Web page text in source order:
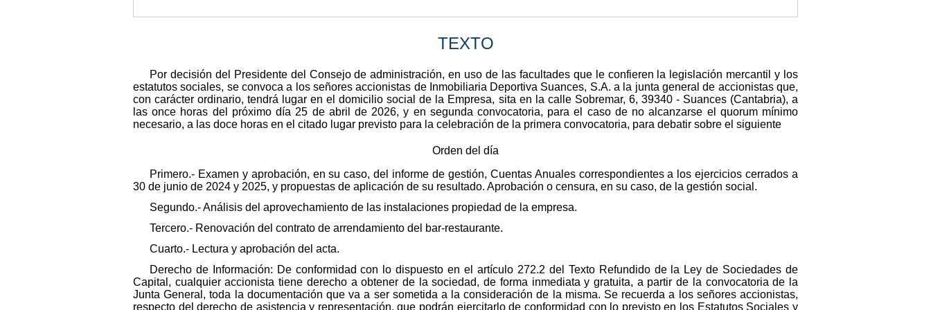
TEXTO
Por decisión del Presidente del Consejo de administración, en uso de las facultades que le confieren la legislación mercantil y los
estatutos sociales, se convoca a los señores accionistas de Inmobiliaria Deportiva Suances, S.A. a la junta general de accionistas que,
con carácter ordinario, tendrá lugar en el domicilio social de la Empresa, sita en la calle Sobremar, 6, 39340 - Suances (Cantabria), a
las once horas del próximo día 25 de abril de 2026, y en segunda convocatoria, para el caso de no alcanzarse el quorum mínimo
necesario, a las doce horas en el citado lugar previsto para la celebración de la primera convocatoria, para debatir sobre el siguiente
Orden del día
Primero.- Examen y aprobación, en su caso, del informe de gestión, Cuentas Anuales correspondientes a los ejercicios cerrados a
30 de junio de 2024 y 2025, y propuestas de aplicación de su resultado. Aprobación o censura, en su caso, de la gestión social.
Segundo.- Análisis del aprovechamiento de las instalaciones propiedad de la empresa.
Tercero.- Renovación del contrato de arrendamiento del bar-restaurante.
Cuarto.- Lectura y aprobación del acta.
Derecho de Información: De conformidad con lo dispuesto en el artículo 272.2 del Texto Refundido de la Ley de Sociedades de
Capital, cualquier accionista tiene derecho a obtener de la sociedad, de forma inmediata y gratuita, a partir de la convocatoria de la
Junta General, toda la documentación que va a ser sometida a la consideración de la misma. Se recuerda a los señores accionistas,
respecto del derecho de asistencia y representación, que podrán ejercitarlo de conformidad con lo previsto en los Estatutos Sociales y